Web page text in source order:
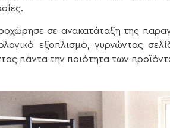
σε ανακατάταξη της
εξοπλισμό, γυρνώντας
πάντα την ποιότητα των